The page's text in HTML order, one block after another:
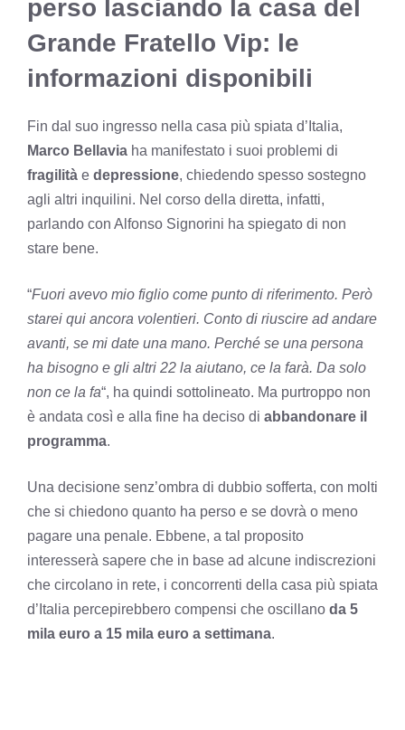
perso lasciando la casa del
Grande Fratello Vip: le
informazioni disponibili
Fin dal suo ingresso nella casa più spiata d’Italia,
Marco Bellavia ha manifestato i suoi problemi di
fragilità e depressione, chiedendo spesso sostegno
agli altri inquilini. Nel corso della diretta, infatti,
parlando con Alfonso Signorini ha spiegato di non
stare bene.
“Fuori avevo mio figlio come punto di riferimento. Però
starei qui ancora volentieri. Conto di riuscire ad andare
avanti, se mi date una mano. Perché se una persona
ha bisogno e gli altri 22 la aiutano, ce la farà. Da solo
non ce la fa“, ha quindi sottolineato. Ma purtroppo non
è andata così e alla fine ha deciso di abbandonare il
programma.
Una decisione senz’ombra di dubbio sofferta, con molti
che si chiedono quanto ha perso e se dovrà o meno
pagare una penale. Ebbene, a tal proposito
interesserà sapere che in base ad alcune indiscrezioni
che circolano in rete, i concorrenti della casa più spiata
d’Italia percepirebbero compensi che oscillano da 5
mila euro a 15 mila euro a settimana.